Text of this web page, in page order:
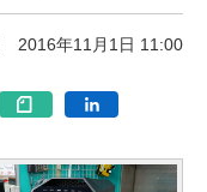
2016年11月1日 11:00